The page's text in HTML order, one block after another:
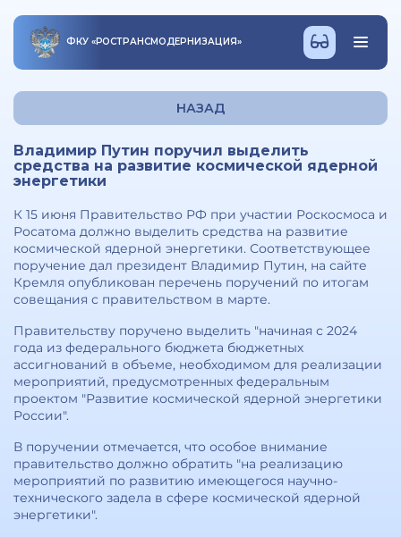
ФКУ «РОСТРАНСМОДЕРНИЗАЦИЯ»
НАЗАД
Владимир Путин поручил выделить
средства на развитие космической ядерной
энергетики
К 15 июня Правительство РФ при участии Роскосмоса и
Росатома должно выделить средства на развитие
космической ядерной энергетики. Соответствующее
поручение дал президент Владимир Путин, на сайте
Кремля опубликован перечень поручений по итогам
совещания с правительством в марте.
Правительству поручено выделить "начиная с 2024
года из федерального бюджета бюджетных
ассигнований в объеме, необходимом для реализации
мероприятий, предусмотренных федеральным
проектом "Развитие космической ядерной энергетики
России".
В поручении отмечается, что особое внимание
правительство должно обратить "на реализацию
мероприятий по развитию имеющегося научно-
технического задела в сфере космической ядерной
энергетики".